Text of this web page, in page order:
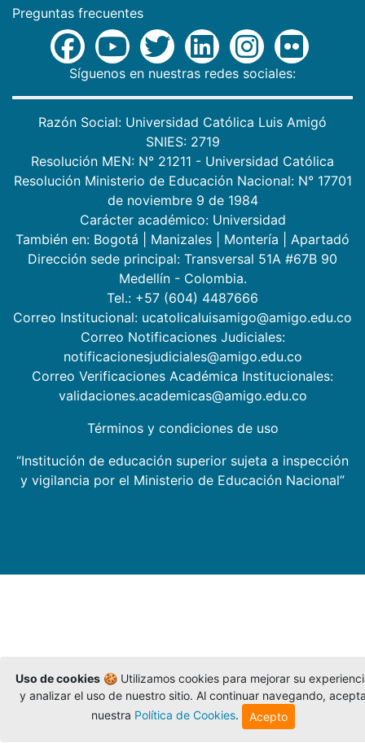
Preguntas frecuentes
Síguenos en nuestras redes sociales:
Razón Social: Universidad Católica Luis Amigó
SNIES: 2719
Resolución MEN: N° 21211 - Universidad Católica
Resolución Ministerio de Educación Nacional: N° 17701
de noviembre 9 de 1984
Carácter académico: Universidad
También en: Bogotá Manizales Montería
Apartadó
Dirección sede principal: Transversal 51A #67B 90
Medellín - Colombia.
Tel.: +57 (604) 4487666
Correo Institucional: ucatolicaluisamigo@amigo.edu.co
Correo Notificaciones Judiciales:
notificacionesjudiciales@amigo.edu.co
Correo Verificaciones Académica Institucionales:
validaciones.academicas@amigo.edu.co
Términos y condiciones de uso
“Institución de educación superior sujeta a inspección
y vigilancia por el Ministerio de Educación Nacional”
Uso de cookies 🍪 Utilizamos cookies para mejorar su
y analizar el uso de nuestro sitio. Al continuar navegando,
nuestra Política de Cookies. Acepto